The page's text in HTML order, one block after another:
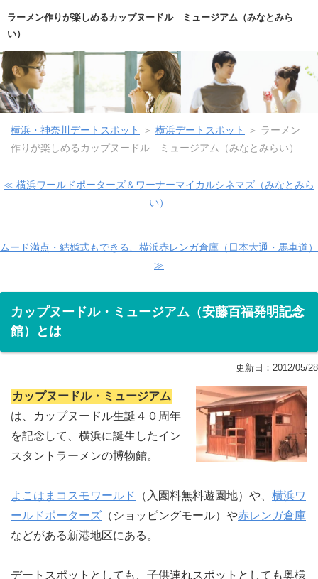
ラーメン作りが楽しめるカップヌードル ミュージアム（みなとみら
い）
横浜・神奈川デートスポット ＞ 横浜デートスポット
＞ ラーメン
作りが楽しめるカップヌードル ミュージアム（みなとみらい）
≪ 横浜ワールドポーターズ＆ワーナーマイカルシネマズ（みなとみら
い）
ムード満点・結婚式もできる、横浜赤レンガ倉庫（日本大通・馬車道）
≫
カップヌードル・ミュージアム（安藤百福発明記念
館）とは
更新日： 2012/05/28
カップヌードル・ミュージアム
は、カップヌードル生誕４０周年
を記念して、横浜に誕生したイン
スタントラーメンの博物館。
よこはまコスモワールド （入園料無料遊園地）や、 横浜ワ
ールドポーターズ （ショッピングモール）や赤レンガ倉庫
などがある新港地区にある。
デートスポットとしても、子供連れスポットとしても奥様